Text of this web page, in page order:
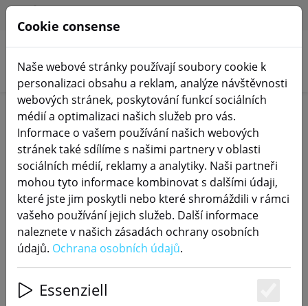
Hledat produkty
Home Fotovoltaika
Balkónová elektrárna Ratiodämm
Solární systém Fotovoltaická sada
na plochou střechu 600W
Cookie consense
Naše webové stránky používají soubory cookie k
personalizaci obsahu a reklam, analýze návštěvnosti
webových stránek, poskytování funkcí sociálních
médií a optimalizaci našich služeb pro vás.
Informace o vašem používání našich webových
stránek také sdílíme s našimi partnery v oblasti
sociálních médií, reklamy a analytiky. Naši partneři
mohou tyto informace kombinovat s dalšími údaji,
které jste jim poskytli nebo které shromáždili v rámci
vašeho používání jejich služeb. Další informace
naleznete v našich zásadách ochrany osobních
údajů. Ochrana osobních údajů.
Essenziell